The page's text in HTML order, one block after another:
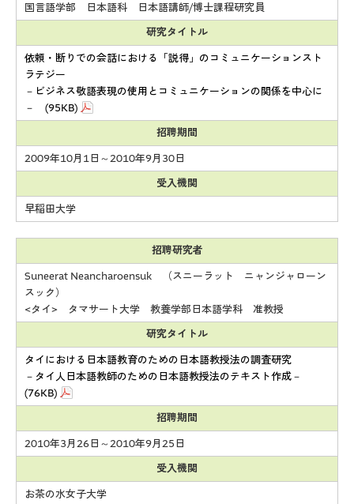
国言語学部 日本語科 日本語講師/博士課程研究員
研究タイトル
依頼・断りでの会話における「説得」のコミュニケーションスト
ラテジー
－ビジネス敬語表現の使用とコミュニケーションの関係を中心に
－ (95KB)
招聘期間
2009年10月1日～2010年9月30日
受入機関
早稲田大学
招聘研究者
Suneerat Neancharoensuk （スニーラット ニャンジャローン
スック）
<タイ> タマサート大学 教養学部日本語学科 准教授
研究タイトル
タイにおける日本語教育のための日本語教授法の調査研究
－タイ人日本語教師のための日本語教授法のテキスト作成－
(76KB)
招聘期間
2010年3月26日～2010年9月25日
受入機関
お茶の水女子大学